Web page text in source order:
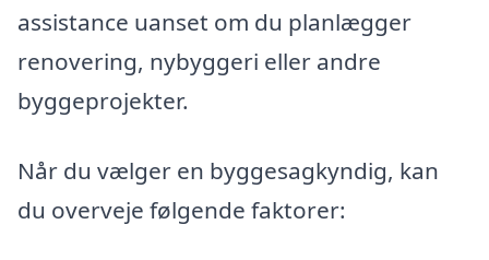
assistance uanset om du planlægger
renovering, nybyggeri eller andre
byggeprojekter.
Når du vælger en byggesagkyndig, kan
du overveje følgende faktorer: